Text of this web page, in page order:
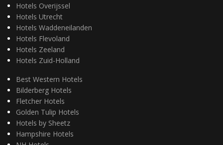
Hotels Overijssel
Hotels Utrecht
Hotels Waddeneilanden
Hotels Flevoland
Hotels Zeeland
Hotels Zuid-Holland
Best Western Hotels
Bilderberg Hotels
Fletcher Hotels
Golden Tulip Hotels
Hotels by Sheetz
Hampshire Hotels